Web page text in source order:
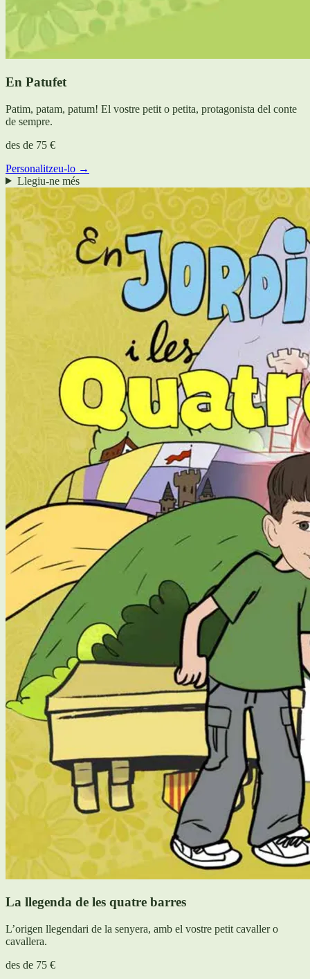
En Patufet
Patim, patam, patum! El vostre petit o petita, protagonista del conte
de sempre.
des de 75 €
Personalitzeu-lo →
Llegiu-ne més
La llegenda de les quatre barres
L’origen llegendari de la senyera, amb el vostre petit cavaller o
cavallera.
des de 75 €